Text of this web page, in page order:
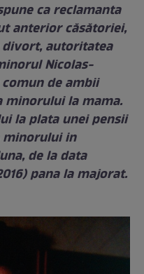
ca reclamanta
anterior căsătoriei,
divort, autoritatea
Nicolas-
de ambii
la mama.
la plata unei pensii
in
de la data
pana la majorat.